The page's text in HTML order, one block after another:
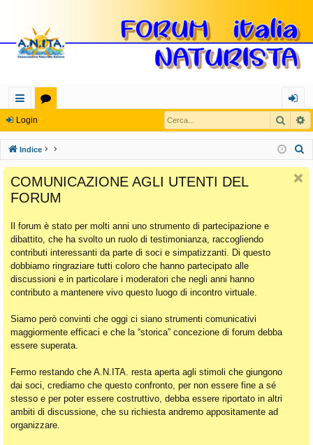
oll
eg
a
m
en
ti
Ra
pi
di
u
m
og
in
Login Cerca
Indice
COMUNICAZIONE AGLI UTENTI DEL
FORUM
Il forum è stato per molti anni uno strumento di partecipazione e
dibattito, che ha svolto un ruolo di testimonianza, raccogliendo
contributi interessanti da parte di soci e simpatizzanti. Di questo
dobbiamo ringraziare tutti coloro che hanno partecipato alle
discussioni e in particolare i moderatori che negli anni hanno
contributo a mantenere vivo questo luogo di incontro virtuale.
Siamo però convinti che oggi ci siano strumenti comunicativi
maggiormente efficaci e che la “storica” concezione di forum debba
essere superata.
Fermo restando che A.N.ITA. resta aperta agli stimoli che giungono
dai soci, crediamo che questo confronto, per non essere fine a sé
stesso e per poter essere costruttivo, debba essere riportato in altri
ambiti di discussione, che su richiesta andremo appositamente ad
organizzare.